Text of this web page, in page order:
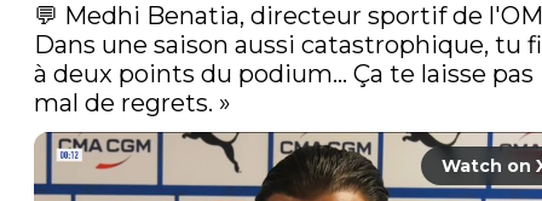
💬 Medhi Benatia, directeur sportif de l'OM
Dans une saison aussi catastrophique, tu
à deux points du podium… Ça te laisse pas
mal de regrets. »
Watch on